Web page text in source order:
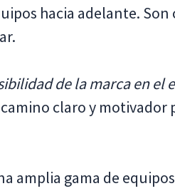
hacia adelante.
de la marca en el
claro y motivador
amplia gama de